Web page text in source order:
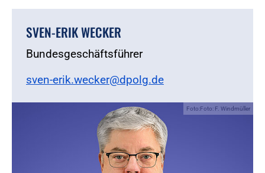
SVEN-ERIK WECKER
Bundesgeschäftsführer
sven-erik.wecker@dpolg.de
Foto:Foto: F. Windmüller